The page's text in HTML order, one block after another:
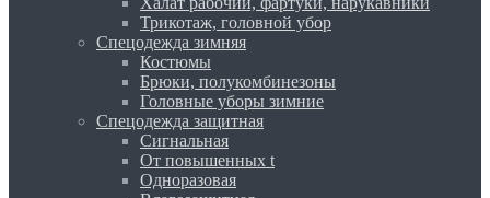
Трикотаж, головной убор
Спецодежда зимняя
Костюмы
Брюки, полукомбинезоны
Головные уборы зимние
Спецодежда защитная
Сигнальная
От повышенных t
Одноразовая